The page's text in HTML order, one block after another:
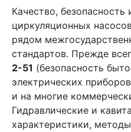
Качество,
циркуляционных
рядом
стандартов. Прежде
2-51 (безопасность
электрических
и на многие
Гидравлические и
характеристики,